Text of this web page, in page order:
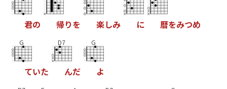
君の 帰りを 楽しみ に 暦をみつめ
G
ていた
D7
んだ
G
よ